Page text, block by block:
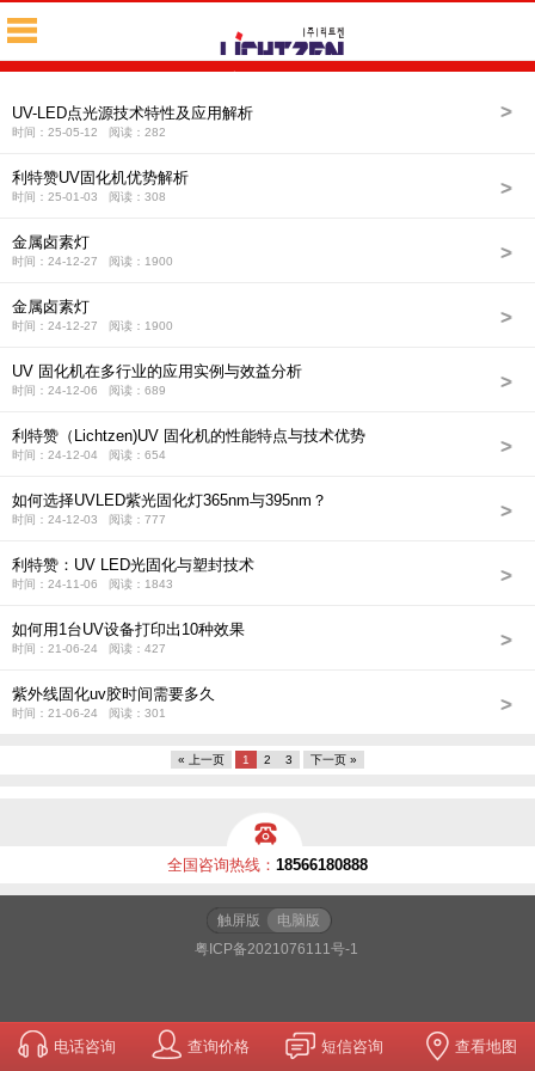
UV-LED点光源技术特性及应用解析
时间：25-05-12 阅读：282
>
利特赞UV固化机优势解析
时间：25-01-03 阅读：308 >
金属卤素灯
时间：24-12-27 阅读：1900 >
金属卤素灯
时间：24-12-27 阅读：1900 >
UV 固化机在多行业的应用实例与效益分析
时间：24-12-06 阅读：689 >
利特赞（Lichtzen)UV 固化机的性能特点与技术优势
时间：24-12-04 阅读：654 >
如何选择UVLED紫光固化灯365nm与395nm？
时间：24-12-03 阅读：777 >
利特赞：UV LED光固化与塑封技术
时间：24-11-06 阅读：1843 >
如何用1台UV设备打印出10种效果
时间：21-06-24 阅读：427 >
紫外线固化uv胶时间需要多久
时间：21-06-24 阅读：301 >
« 上一页 1 2 3 下一页 »
全国咨询热线： 18566180888
触屏版
电脑版
粤ICP备2021076111号-1
电话咨询 查询价格 短信咨询 查看地图